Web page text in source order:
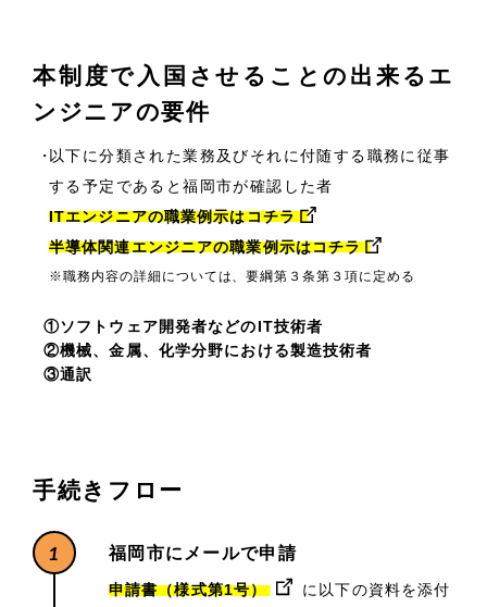
本制度で入国させることの出来るエ
ンジニアの要件
以下に分類された業務及びそれに付随する職務に従事
する予定であると福岡市が確認した者
ITエンジニアの職業例示はコチラ
半導体関連エンジニアの職業例示はコチラ
※職務内容の詳細については、要綱第３条第３項に定める
①ソフトウェア開発者などのIT技術者
②機械、金属、化学分野における製造技術者
③通訳
手続きフロー
1 福岡市にメールで申請
申請書（様式第1号） に以下の資料を添付